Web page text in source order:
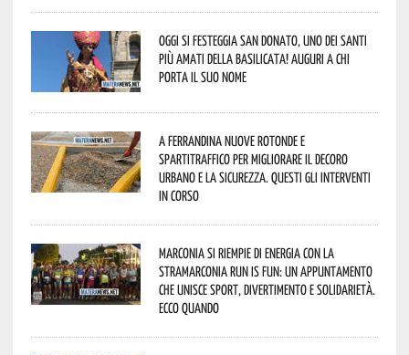
Oggi si festeggia San Donato, uno dei Santi
più amati della Basilicata! Auguri a chi
porta il suo nome
A Ferrandina nuove rotonde e
spartitraffico per migliorare il decoro
urbano e la sicurezza. Questi gli interventi
in corso
Marconia si riempie di energia con la
StraMarconia Run is Fun: un appuntamento
che unisce sport, divertimento e solidarietà.
Ecco quando